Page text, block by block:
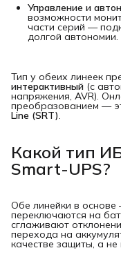
Управление и
возможности
части серий —
долгой автономии.
Тип у обеих линеек
интерактивный (с
напряжения, AVR).
преобразованием —
Line (SRT).
Какой тип
Smart-UPS?
Обе линейки в
переключаются на
сглаживают
перехода на
качестве защиты, а не